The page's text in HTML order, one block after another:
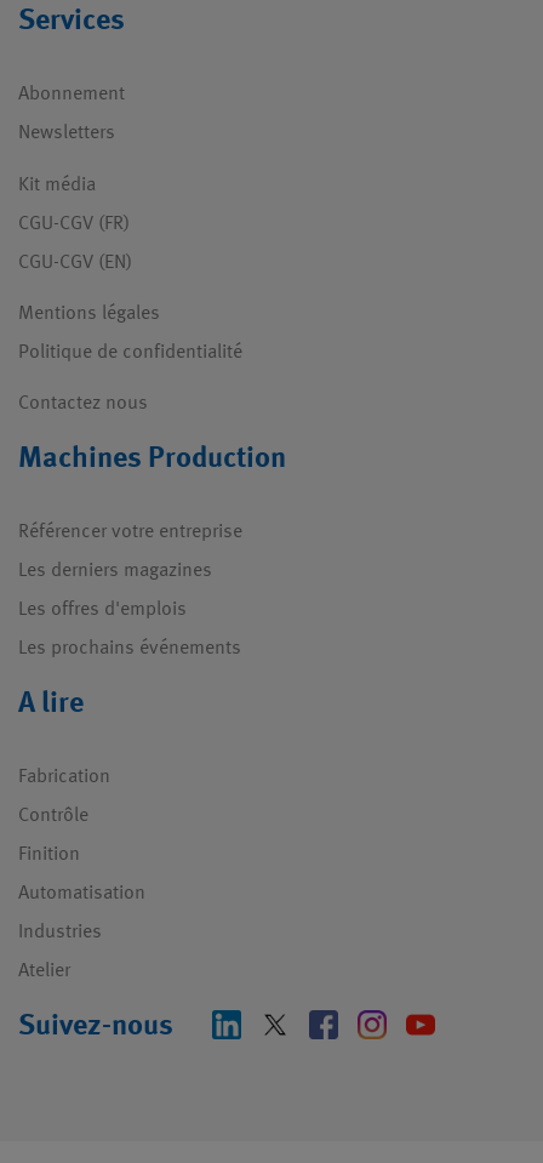
Services
Abonnement
Newsletters
Kit média
CGU-CGV (FR)
CGU-CGV (EN)
Mentions légales
Politique de confidentialité
Contactez nous
Machines Production
Référencer votre entreprise
Les derniers magazines
Les offres d'emplois
Les prochains événements
A lire
Fabrication
Contrôle
Finition
Automatisation
Industries
Atelier
Suivez-nous